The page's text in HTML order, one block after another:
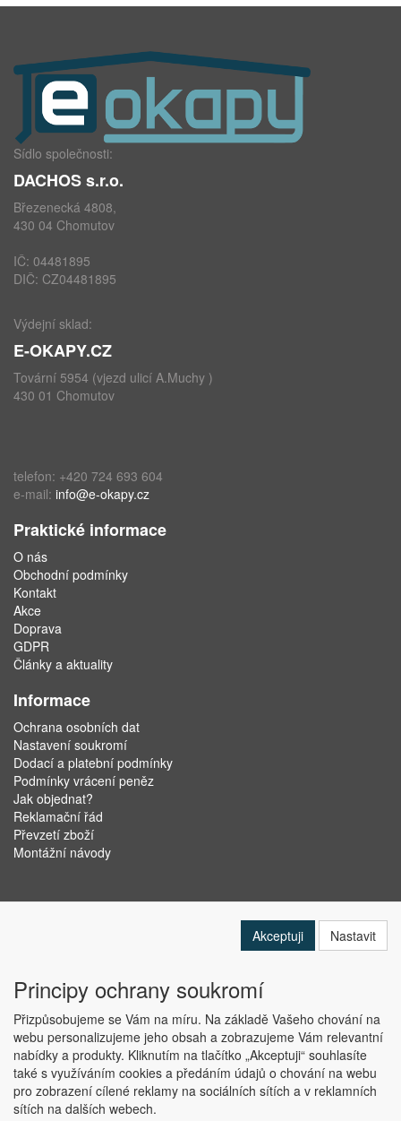
Sídlo společnosti:
DACHOS s.r.o.
Březenecká 4808,
430 04 Chomutov
IČ: 04481895
DIČ: CZ04481895
Výdejní sklad:
E-OKAPY.CZ
Tovární 5954 (vjezd ulicí A.Muchy )
430 01 Chomutov
telefon: +420 724 693 604
e-mail: info@e-okapy.cz
Praktické informace
O nás
Obchodní podmínky
Kontakt
Akce
Doprava
GDPR
Články a aktuality
Informace
Ochrana osobních dat
Nastavení soukromí
Dodací a platební podmínky
Podmínky vrácení peněz
Jak objednat?
Reklamační řád
Převzetí zboží
Montážní návody
Copyright © ABRA Software a.s. 2019
Akceptuji Nastavit
Principy ochrany soukromí
Přizpůsobujeme se Vám na míru. Na základě Vašeho chování na
webu personalizujeme jeho obsah a zobrazujeme Vám relevantní
nabídky a produkty. Kliknutím na tlačítko „Akceptuji“ souhlasíte
také s využíváním cookies a předáním údajů o chování na webu
pro zobrazení cílené reklamy na sociálních sítích a v reklamních
sítích na dalších webech.